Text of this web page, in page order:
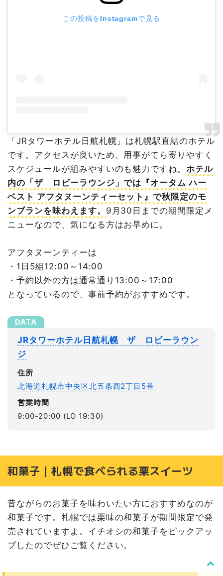
この投稿をInstagramで見る
「JRタワーホテル日航札幌」は札幌駅直結のホテル
です。アクセスが良いため、用事がてら寄りやすく
スケジュールが組みやすいのも魅力ですね。ホテル
内の「ザ ロビーラウンジ」では『オータム ハー
ベスト アフタヌーンティーセット』で秋限定のモ
ンブランを味わえます。 9月30日までの期間限定メ
ニューなので、気になる方はお早めに。
アフタヌーンティーは
・1日5組12:00～14:00
・予約以外の方は通常通り13:00～17:00
となっているので、事前予約がおすすめです。
JRタワーホテル日航札幌 ザ ロビーラウン
ジ
住所
北海道札幌市中央区北五条西2丁目5番
営業時間
9:00-20:00 (LO 19:30)
和菓子｜札幌で食べられる栗スイーツ
昔ながらのお菓子を味わいたい方におすすめなのが
和菓子です。札幌では栗味の和菓子が期間限定で発
売されていますよ。イチオシの和菓子をピックアッ
プしたのでぜひご覧ください。